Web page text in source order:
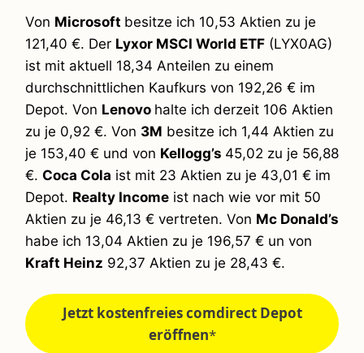
Von Microsoft besitze ich 10,53 Aktien zu je
121,40 €. Der Lyxor MSCI World ETF (LYX0AG)
ist mit aktuell 18,34 Anteilen zu einem
durchschnittlichen Kaufkurs von 192,26 € im
Depot. Von Lenovo halte ich derzeit 106 Aktien
zu je 0,92 €. Von 3M besitze ich 1,44 Aktien zu
je 153,40 € und von Kellogg’s 45,02 zu je 56,88
€. Coca Cola ist mit 23 Aktien zu je 43,01 € im
Depot. Realty Income ist nach wie vor mit 50
Aktien zu je 46,13 € vertreten. Von Mc Donald’s
habe ich 13,04 Aktien zu je 196,57 € un von
Kraft Heinz 92,37 Aktien zu je 28,43 €.
Jetzt kostenfreies comdirect Depot
eröffnen*